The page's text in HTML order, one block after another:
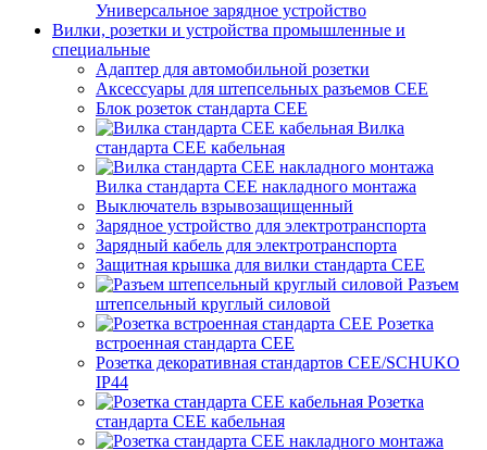
Универсальное зарядное устройство
Вилки, розетки и устройства промышленные и
специальные
Адаптер для автомобильной розетки
Аксессуары для штепсельных разъемов CEE
Блок розеток стандарта CEE
Вилка
стандарта CEE кабельная
Вилка стандарта CEE накладного монтажа
Выключатель взрывозащищенный
Зарядное устройство для электротранспорта
Зарядный кабель для электротранспорта
Защитная крышка для вилки стандарта CEE
Разъем
штепсельный круглый силовой
Розетка
встроенная стандарта CEE
Розетка декоративная стандартов CEE/SCHUKO
IP44
Розетка
стандарта СЕЕ кабельная